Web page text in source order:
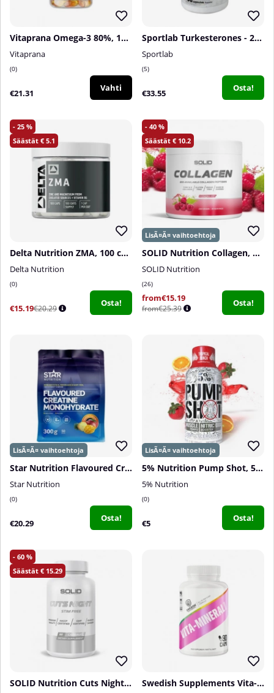
Vitaprana Omega-3 80%, 100 caps
Vitaprana
0
€21.31 Vahti
Sportlab Turkesterones - 250 mg, 60 caps
Sportlab
5
€33.55 Osta!
25
5.1
Delta Nutrition ZMA, 100 caps
Delta Nutrition
0
€15.19€20.29
Osta!
40
10.2
SOLID Nutrition Collagen, 230 g
SOLID Nutrition
26
from€15.19
from€25.39
Osta!
Star Nutrition Flavoured Creatine Monohydrate, 300 g
Star Nutrition
0
€20.29 Osta!
5% Nutrition Pump Shot, 59 ml
5% Nutrition
0
€5 Osta!
60
15.29
SOLID Nutrition Cuts Night, 60 caps Swedish Supplements Vita-Mineral Woman, 90 caps